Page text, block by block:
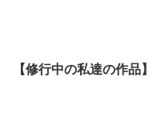
【修行中の私達の作品】